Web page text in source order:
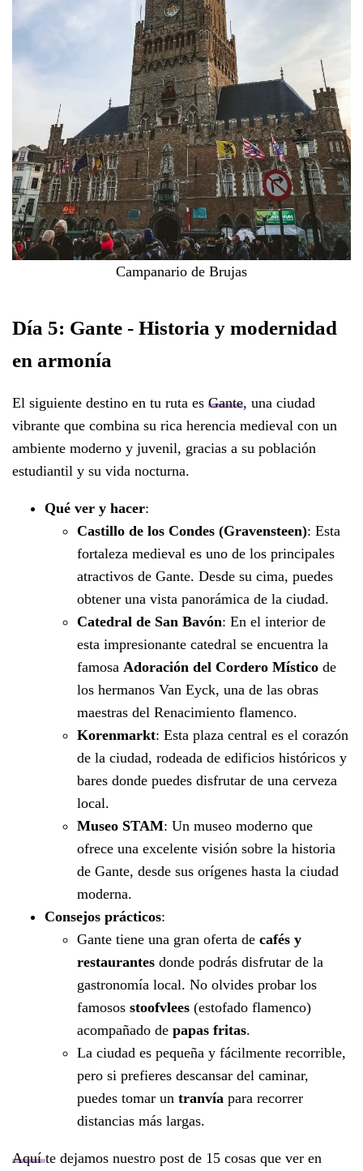
Campanario de Brujas
Día 5: Gante - Historia y modernidad
en armonía
El siguiente destino en tu ruta es Gante, una ciudad
vibrante que combina su rica herencia medieval con un
ambiente moderno y juvenil, gracias a su población
estudiantil y su vida nocturna.
Qué ver y hacer:
Castillo de los Condes (Gravensteen): Esta
fortaleza medieval es uno de los principales
atractivos de Gante. Desde su cima, puedes
obtener una vista panorámica de la ciudad.
Catedral de San Bavón: En el interior de
esta impresionante catedral se encuentra la
famosa Adoración del Cordero Místico de
los hermanos Van Eyck, una de las obras
maestras del Renacimiento flamenco.
Korenmarkt: Esta plaza central es el corazón
de la ciudad, rodeada de edificios históricos y
bares donde puedes disfrutar de una cerveza
local.
Museo STAM: Un museo moderno que
ofrece una excelente visión sobre la historia
de Gante, desde sus orígenes hasta la ciudad
moderna.
Consejos prácticos:
Gante tiene una gran oferta de cafés y
restaurantes donde podrás disfrutar de la
gastronomía local. No olvides probar los
famosos stoofvlees (estofado flamenco)
acompañado de papas fritas.
La ciudad es pequeña y fácilmente recorrible,
pero si prefieres descansar del caminar,
puedes tomar un tranvía para recorrer
distancias más largas.
Aquíte dejamos nuestro post de 15 cosas que ver en